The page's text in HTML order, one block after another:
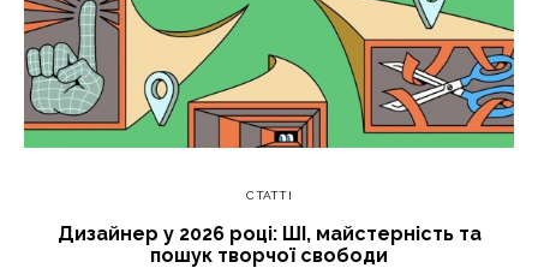
СТАТТІ
Дизайнер у 2026 році: ШІ, майстерність та
пошук творчої свободи